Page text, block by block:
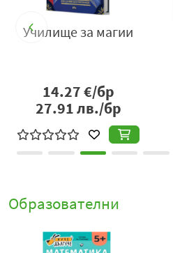
Училище за магии
14.27€/бр
27.91лв./бр
Образователни